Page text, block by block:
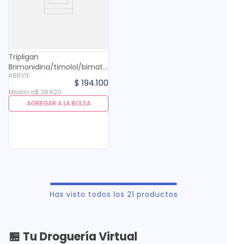
Tripligan
Brimonidina/timolol/bimatoprost
1.5/6.83/0.1 Mg Oftalmico X
5 Ml
ABBVIE
$ 194.100
Mililitro a$ 38.820
AGREGAR A LA BOLSA
Has visto todos los 21 productos
🏪 Tu Droguería Virtual